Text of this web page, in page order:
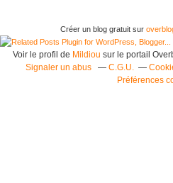
Créer un blog gratuit sur
Voir le profil de Mildiou sur le portail
Signaler un abus
C.G.U.
Préférences